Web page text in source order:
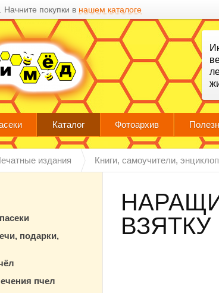
Начните покупки в нашем каталоге
Каталог Фотоархив
издания Книги, самоучители,
ВЗЯТКУ
подарки,
пчел